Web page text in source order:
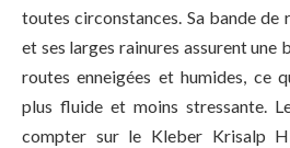
toutes circonstances. Sa bande
et ses larges rainures assurent une
routes enneigées et humides, ce
plus fluide et moins stressante.
compter sur le Kleber Krisalp